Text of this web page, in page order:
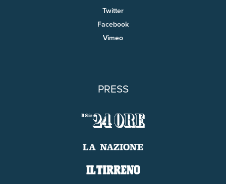
Twitter
Facebook
Vimeo
PRESS